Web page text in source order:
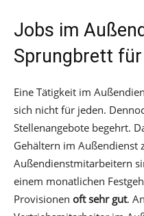
Jobs im
Sprungbrett
Eine Tätigkeit im
sich nicht für jeden.
Stellenangebote begehrt.
Gehältern im Außendienst
Außendienstmitarbeitern
einem monatlichen
Provisionen oft sehr gut.